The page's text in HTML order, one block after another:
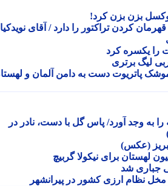
بزن بزن کرد!
کردن تراکتور را دارد / آقای نویدکیا!
یکسره کرد
برتری
پاتریوت دست به دامن آلمان و لهستان
وجد آورد/ پاس گل با دست، نادر در
(عکس)
برای نیکولا گربیچ
شد
نظام ارزی کشور در پیرانشهر